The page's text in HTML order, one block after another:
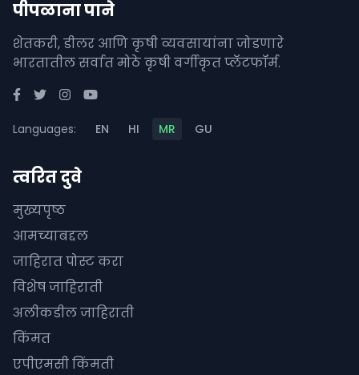
पीपळाना पाने
शेतकरी, डीलर आणि कृषी व्यवसायांना जोडणारे
भारतातील सर्वात मोठे कृषी वर्गीकृत प्लॅटफॉर्म.
Languages: EN HI MR GU
त्वरित दुवे
मुख्यपृष्ठ
आमच्याबद्दल
जाहिरात पोस्ट करा
विशेष जाहिराती
अलीकडील जाहिराती
किंमत
एपीएमसी किंमती